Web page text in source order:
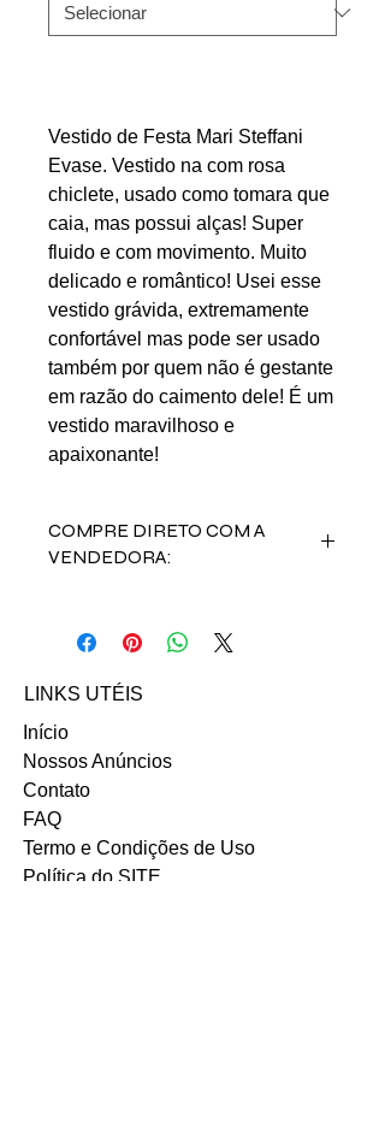
Vestido de Festa Mari Steffani
Evase. Vestido na com rosa
chiclete, usado como tomara que
caia, mas possui alças! Super
fluido e com movimento. Muito
delicado e romântico! Usei esse
vestido grávida, extremamente
confortável mas pode ser usado
também por quem não é gestante
em razão do caimento dele! É um
vestido maravilhoso e
apaixonante!
COMPRE DIRETO COM A
VENDEDORA:
Bianca Murillo no contato abaixo:
Email: bianca_gazzana@hotmail.com
LINKS UTÉIS
Início
Nossos Anúncios
Contato
FAQ
Termo e Condições de Uso
Política do SITE